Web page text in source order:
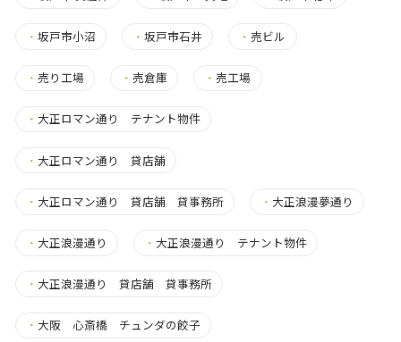
・ 坂戸市小沼 ・坂戸市石井 ・ 売ビル
・ 売り工場 ・ 売倉庫 ・ 売工場
・ 大正ロマン通り テナント物件
・ 大正ロマン通り 貸店舗
・ 大正ロマン通り 貸店舗 貸事務所 ・ 大正浪漫夢通り
・ 大正浪漫通り ・ 大正浪漫通り テナント物件
・ 大正浪漫通り 貸店舗 貸事務所
・ 大阪 心斎橋 チュンダの餃子